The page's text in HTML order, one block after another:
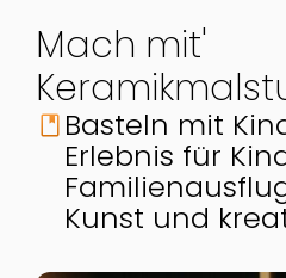
Mach mit'
book Basteln mit
Erlebnis für
Kunst und